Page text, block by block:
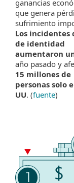
ganancias
que genera
sufrimiento
Los incidentes
de identidad
aumentaron
año pasado y
15 millones de
personas solo
UU. (fuente)